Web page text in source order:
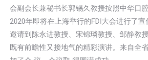
会副会长兼秘书长郭锡久教授按照中华口
2020年即将在上海举行的FDI大会进行了
邀请到陈永进教授、宋锦璘教授、邹静教
既有前瞻性又接地气的精彩演讲。来自全